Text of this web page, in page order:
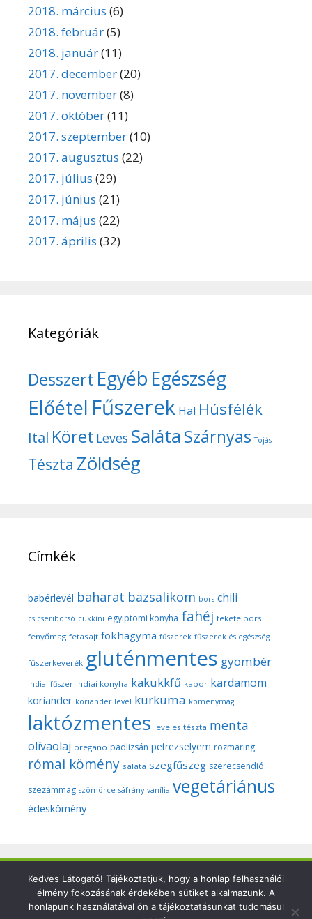
2018. március (6)
2018. február(5)
2018. január(11)
2017. december(20)
2017. november(8)
2017. október(11)
2017. szeptember(10)
2017. augusztus (22)
2017. július (29)
2017. június (21)
2017. május (22)
2017. április (32)
Kategóriák
Desszert Egyéb Egészség
Előétel Fűszerek Hal Húsfélék
Ital Köret Leves SalátaSzárnyas Tojás
Tészta Zöldség
Címkék
babérlevél baharat bazsalikom bors chili
csicseriborsó cukkíni egyiptomi konyha fahéj fekete bors
fenyőmag fetasajt fokhagyma fűszerek fűszerek és egészség
fűszerkeverék gluténmentes gyömbér
indiai fűszer indiai konyha kakukkfű kapor kardamom
koriander koriander levél kurkuma köménymag
laktózmentes leveles tészta menta
olívaolaj oregano padlizsán petrezselyem rozmaring
római kömény saláta szegfűszeg szerecsendió
szezámmag szömörce sáfrány vanília vegetáriánus
édeskömény
Copyright © 2026 Szegedi Fűszeres - Minden fotó és anyag
ezen a weboldalon a szerző (Dr. Nyári Zsuzsa) kizárólagos
tulajdonát képezi és a nemzetközi szerzői jogi törvények
Kedves Látogató! Tájékoztatjuk, hogy a honlap felhasználói
élmény fokozásának érdekében sütiket alkalmazunk. A
honlapunk használatával ön a tájékoztatásunkat tudomásul